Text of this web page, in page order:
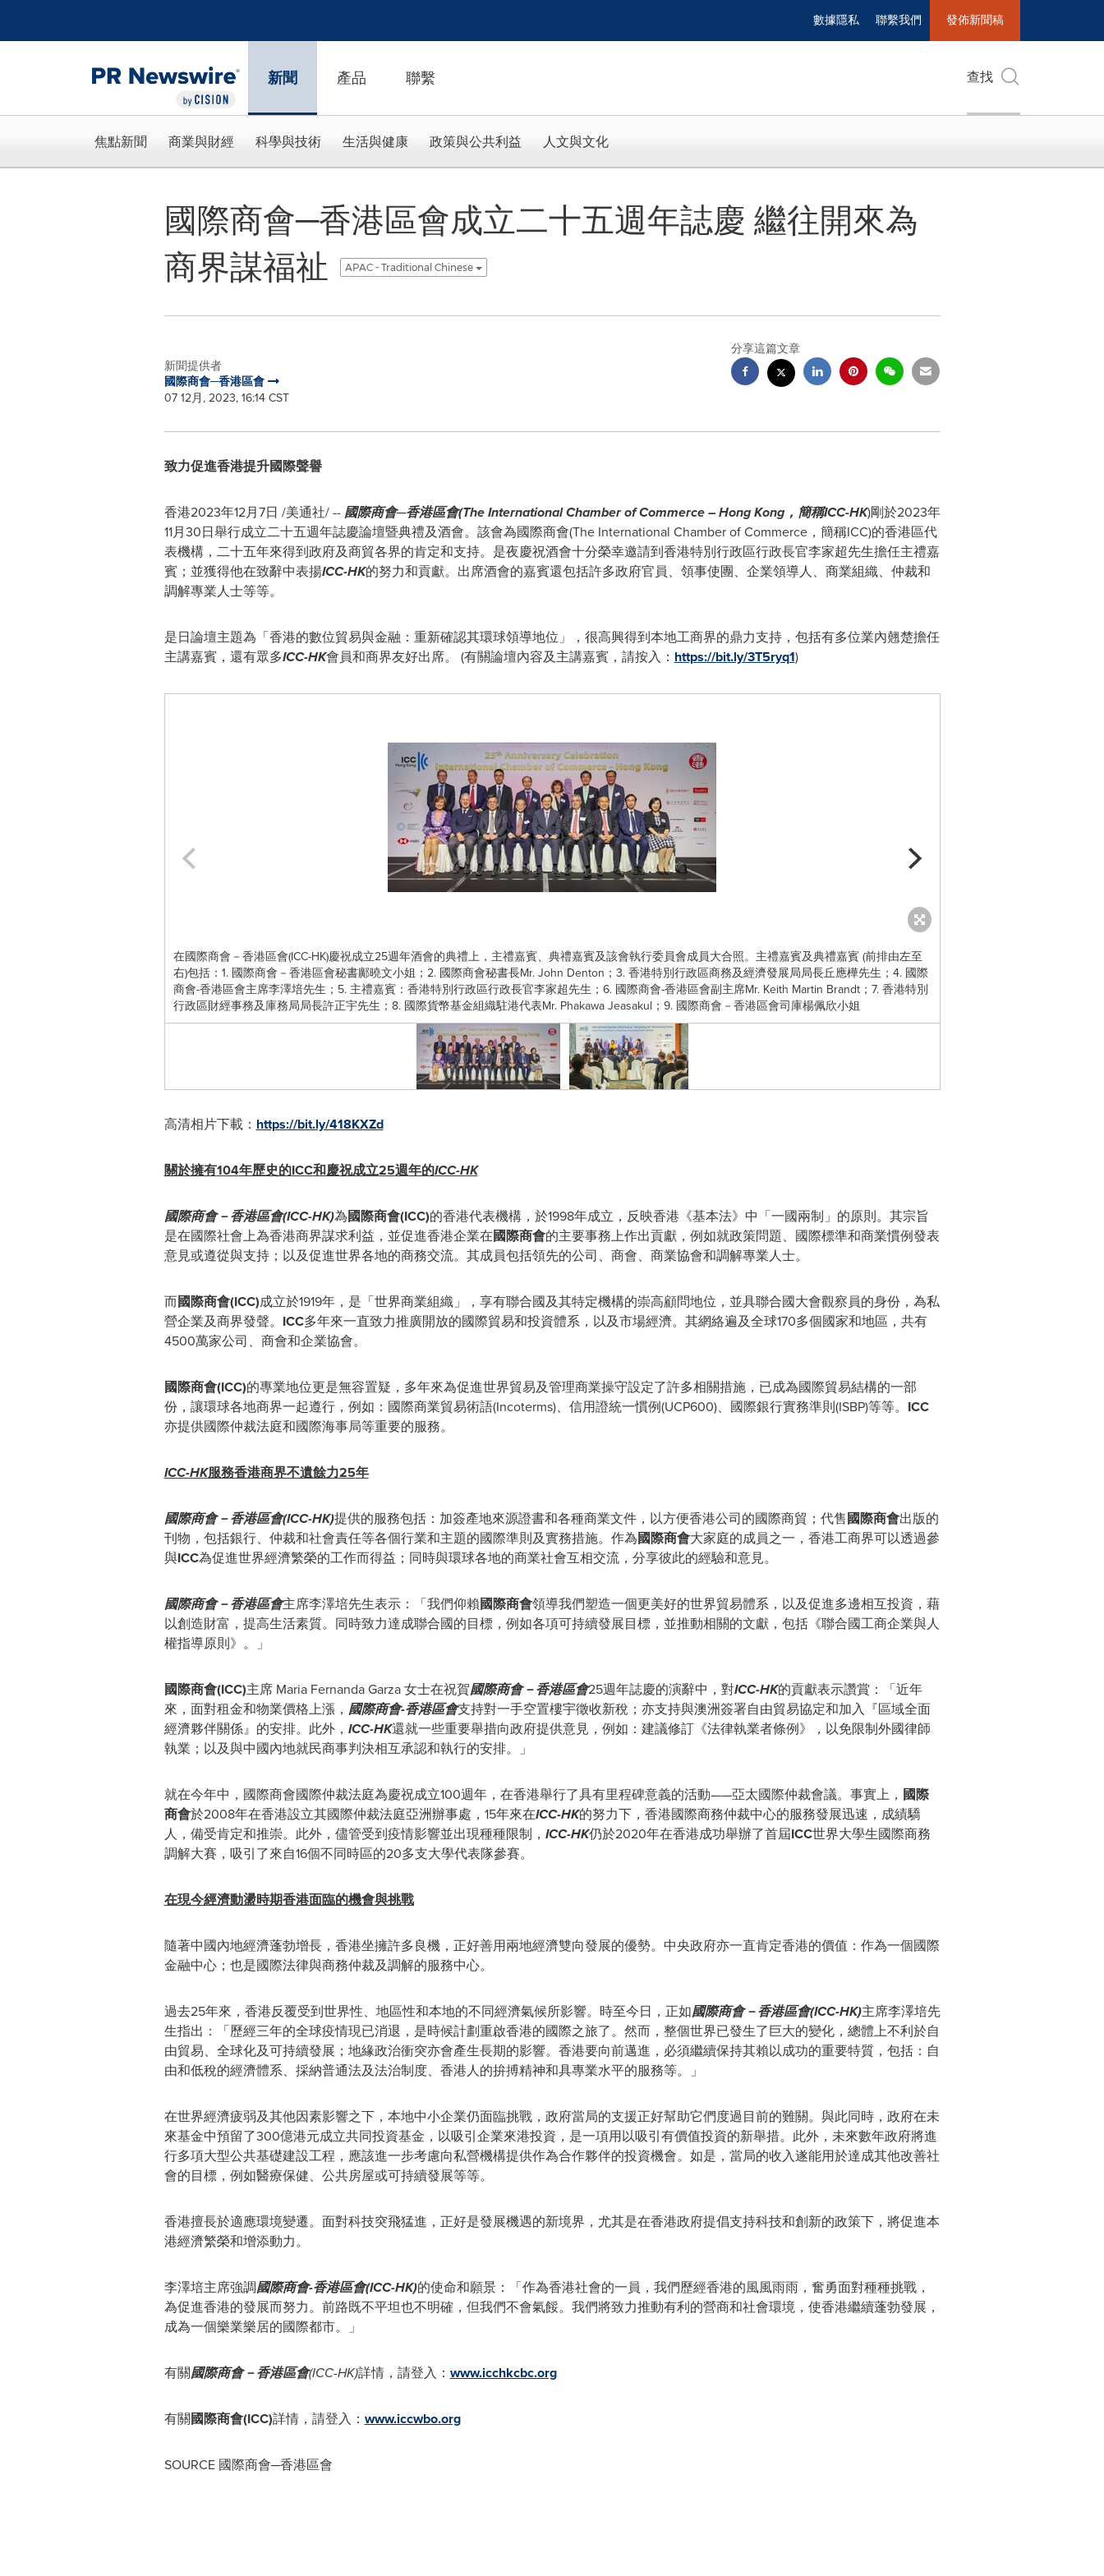
數據隱私 聯繫我們 發佈新聞稿
新聞 產品 聯繫 查找
焦點新聞 商業與財經 科學與技術 生活與健康 政策與公共利益 人文與文化
國際商會─香港區會成立二十五週年誌慶 繼往開來為
商界謀福祉
APAC - Traditional Chinese
新聞提供者
國際商會─香港區會
07 12月, 2023, 16:14 CST
分享這篇文章
致力促進香港提升國際聲譽
香港2023年12月7日 /美通社/ -- 國際商會─香港區會(The International Chamber of Commerce –Hong Kong，簡稱ICC-HK)剛於2023年
11月30日舉行成立二十五週年誌慶論壇暨典禮及酒會。該會為國際商會(The International Chamber of Commerce，簡稱ICC)的香港區代
表機構，二十五年來得到政府及商貿各界的肯定和支持。是夜慶祝酒會十分榮幸邀請到香港特別行政區行政長官李家超先生擔任主禮嘉
賓；並獲得他在致辭中表揚ICC-HK的努力和貢獻。出席酒會的嘉賓還包括許多政府官員、領事使團、企業領導人、商業組織、仲裁和
調解專業人士等等。
是日論壇主題為「香港的數位貿易與金融：重新確認其環球領導地位」，很高興得到本地工商界的鼎力支持，包括有多位業內翹楚擔任
主講嘉賓，還有眾多ICC-HK會員和商界友好出席。 (有關論壇內容及主講嘉賓，請按入： https://bit.ly/3T5ryq1)
在國際商會－香港區會(ICC-HK)慶祝成立25週年酒會的典禮上，主禮嘉賓、典禮嘉賓及該會執行委員會成員大合照。主禮嘉賓及典禮嘉賓 (前排由左至
右)包括：1. 國際商會－香港區會秘書鄺曉文小姐；2. 國際商會秘書長Mr. John Denton；3. 香港特別行政區商務及經濟發展局局長丘應樺先生；4. 國際
商會-香港區會主席李澤培先生；5. 主禮嘉賓：香港特別行政區行政長官李家超先生；6. 國際商會-香港區會副主席Mr. Keith Martin Brandt；7. 香港特別
行政區財經事務及庫務局局長許正宇先生；8. 國際貨幣基金組織駐港代表Mr. Phakawa Jeasakul；9. 國際商會－香港區會司庫楊佩欣小姐
高清相片下載： https://bit.ly/418KXZd
關於擁有104年歷史的ICC和慶祝成立25週年的ICC-HK
國際商會－香港區會(ICC-HK)為國際商會(ICC)的香港代表機構，於1998年成立，反映香港《基本法》中「一國兩制」的原則。其宗旨
是在國際社會上為香港商界謀求利益，並促進香港企業在國際商會的主要事務上作出貢獻，例如就政策問題、國際標準和商業慣例發表
意見或遵從與支持；以及促進世界各地的商務交流。其成員包括領先的公司、商會、商業協會和調解專業人士。
而國際商會(ICC)成立於1919年，是「世界商業組織」，享有聯合國及其特定機構的崇高顧問地位，並具聯合國大會觀察員的身份，為私
營企業及商界發聲。 ICC多年來一直致力推廣開放的國際貿易和投資體系，以及市場經濟。其網絡遍及全球170多個國家和地區，共有
4500萬家公司、商會和企業協會。
國際商會(ICC)的專業地位更是無容置疑，多年來為促進世界貿易及管理商業操守設定了許多相關措施，已成為國際貿易結構的一部
份，讓環球各地商界一起遵行，例如：國際商業貿易術語(Incoterms)、信用證統一慣例(UCP600)、國際銀行實務準則(ISBP)等等。 ICC
亦提供國際仲裁法庭和國際海事局等重要的服務。
ICC-HK服務香港商界不遺餘力25年
國際商會－香港區會(ICC-HK)提供的服務包括：加簽產地來源證書和各種商業文件，以方便香港公司的國際商貿；代售國際商會出版的
刊物，包括銀行、仲裁和社會責任等各個行業和主題的國際準則及實務措施。作為國際商會大家庭的成員之一，香港工商界可以透過參
與ICC為促進世界經濟繁榮的工作而得益；同時與環球各地的商業社會互相交流，分享彼此的經驗和意見。
國際商會－香港區會主席李澤培先生表示：「我們仰賴國際商會領導我們塑造一個更美好的世界貿易體系，以及促進多邊相互投資，藉
以創造財富，提高生活素質。同時致力達成聯合國的目標，例如各項可持續發展目標，並推動相關的文獻，包括《聯合國工商企業與人
權指導原則》。」
國際商會(ICC)主席 Maria Fernanda Garza 女士在祝賀國際商會－香港區會25週年誌慶的演辭中，對ICC-HK的貢獻表示讚賞：「近年
來，面對租金和物業價格上漲， 國際商會-香港區會支持對一手空置樓宇徵收新稅；亦支持與澳洲簽署自由貿易協定和加入『區域全面
經濟夥伴關係』的安排。此外， ICC-HK還就一些重要舉措向政府提供意見，例如：建議修訂《法律執業者條例》，以免限制外國律師
執業；以及與中國內地就民商事判決相互承認和執行的安排。」
就在今年中，國際商會國際仲裁法庭為慶祝成立100週年，在香港舉行了具有里程碑意義的活動——亞太國際仲裁會議。事實上， 國際
商會於2008年在香港設立其國際仲裁法庭亞洲辦事處，15年來在ICC-HK的努力下，香港國際商務仲裁中心的服務發展迅速，成績驕
人，備受肯定和推崇。此外，儘管受到疫情影響並出現種種限制， ICC-HK仍於2020年在香港成功舉辦了首屆ICC世界大學生國際商務
調解大賽，吸引了來自16個不同時區的20多支大學代表隊參賽。
在現今經濟動盪時期香港面臨的機會與挑戰
隨著中國內地經濟蓬勃增長，香港坐擁許多良機，正好善用兩地經濟雙向發展的優勢。中央政府亦一直肯定香港的價值：作為一個國際
金融中心；也是國際法律與商務仲裁及調解的服務中心。
過去25年來，香港反覆受到世界性、地區性和本地的不同經濟氣候所影響。 時至今日，正如國際商會－香港區會(ICC-HK)主席李澤培先
生指出：「歷經三年的全球疫情現已消退，是時候計劃重啟香港的國際之旅了。然而，整個世界已發生了巨大的變化，總體上不利於自
由貿易、全球化及可持續發展；地緣政治衝突亦會產生長期的影響。香港要向前邁進，必須繼續保持其賴以成功的重要特質，包括：自
由和低稅的經濟體系、採納普通法及法治制度、香港人的拚搏精神和具專業水平的服務等。」
在世界經濟疲弱及其他因素影響之下，本地中小企業仍面臨挑戰，政府當局的支援正好幫助它們度過目前的難關。與此同時，政府在未
來基金中預留了300億港元成立共同投資基金，以吸引企業來港投資，是一項用以吸引有價值投資的新舉措。此外，未來數年政府將進
行多項大型公共基礎建設工程，應該進一步考慮向私營機構提供作為合作夥伴的投資機會。如是，當局的收入遂能用於達成其他改善社
會的目標，例如醫療保健、公共房屋或可持續發展等等。
香港擅長於適應環境變遷。面對科技突飛猛進，正好是發展機遇的新境界，尤其是在香港政府提倡支持科技和創新的政策下，將促進本
港經濟繁榮和增添動力。
李澤培主席強調國際商會-香港區會(ICC-HK)的使命和願景：「作為香港社會的一員，我們歷經香港的風風雨雨，奮勇面對種種挑戰，
為促進香港的發展而努力。前路既不平坦也不明確，但我們不會氣餒。我們將致力推動有利的營商和社會環境，使香港繼續蓬勃發展，
成為一個樂業樂居的國際都市。」
有關國際商會－香港區會(ICC-HK)詳情，請登入： www.icchkcbc.org
有關國際商會(ICC)詳情，請登入： www.iccwbo.org
SOURCE 國際商會─香港區會